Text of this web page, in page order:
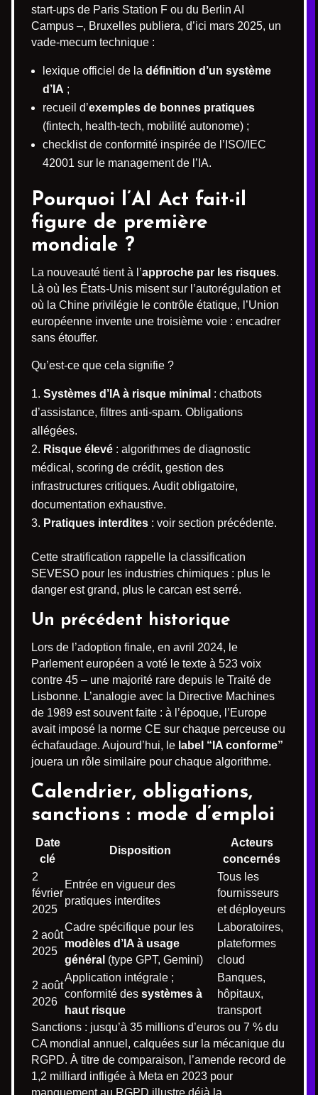
start-ups de Paris Station F ou du Berlin AI
Campus –, Bruxelles publiera, d’ici mars 2025, un
vade-mecum technique :
lexique officiel de la définition d’un système
d’IA ;
recueil d’exemples de bonnes pratiques
(fintech, health-tech, mobilité autonome) ;
checklist de conformité inspirée de l’ISO/IEC
42001 sur le management de l’IA.
Pourquoi l’AI Act fait-il
figure de première
mondiale ?
La nouveauté tient à l’approche par les risques.
Là où les États-Unis misent sur l’autorégulation et
où la Chine privilégie le contrôle étatique, l’Union
européenne invente une troisième voie : encadrer
sans étouffer.
Qu’est-ce que cela signifie ?
Systèmes d’IA à risque minimal : chatbots
d’assistance, filtres anti-spam. Obligations
allégées.
Risque élevé : algorithmes de diagnostic
médical, scoring de crédit, gestion des
infrastructures critiques. Audit obligatoire,
documentation exhaustive.
Pratiques interdites : voir section précédente.
Cette stratification rappelle la classification
SEVESO pour les industries chimiques : plus le
danger est grand, plus le carcan est serré.
Un précédent historique
Lors de l’adoption finale, en avril 2024, le
Parlement européen a voté le texte à 523 voix
contre 45 – une majorité rare depuis le Traité de
Lisbonne. L’analogie avec la Directive Machines
de 1989 est souvent faite : à l’époque, l’Europe
avait imposé la norme CE sur chaque perceuse ou
échafaudage. Aujourd’hui, le label “IA conforme”
jouera un rôle similaire pour chaque algorithme.
Calendrier, obligations,
sanctions : mode d’emploi
Date
clé
Disposition
Acteurs
concernés
2
février
2025
Entrée en vigueur des
pratiques interdites
Tous les
fournisseurs
et déployeurs
2 août
2025
Cadre spécifique pour les
modèles d’IA à usage
général (type GPT, Gemini)
Laboratoires,
plateformes
cloud
2 août
2026
Application intégrale ;
conformité des systèmes à
haut risque
Banques,
hôpitaux,
transport
Sanctions : jusqu’à 35 millions d’euros ou 7 % du
CA mondial annuel, calquées sur la mécanique du
RGPD. À titre de comparaison, l’amende record de
1,2 milliard infligée à Meta en 2023 pour
manquement au RGPD illustre déjà la